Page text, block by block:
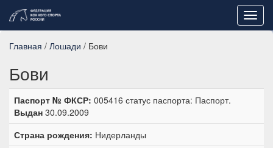
Главная / Лошади / Бови
Бови
Паспорт № ФКСР: 005416 статус паспорта: Паспорт.
Выдан 30.09.2009
Страна рождения: Нидерланды